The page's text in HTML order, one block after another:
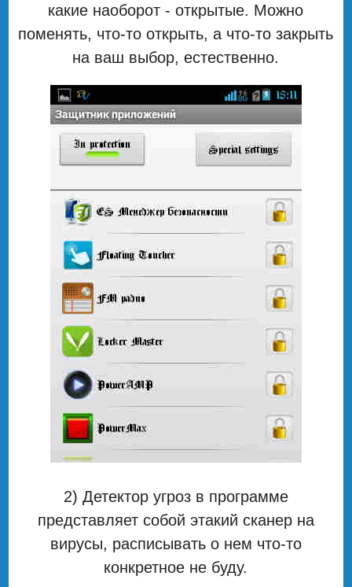
какие наоборот - открытые. Можно
поменять, что-то открыть, а что-то закрыть
на ваш выбор, естественно.
2) Детектор угроз в программе
представляет собой этакий сканер на
вирусы, расписывать о нем что-то
конкретное не буду.